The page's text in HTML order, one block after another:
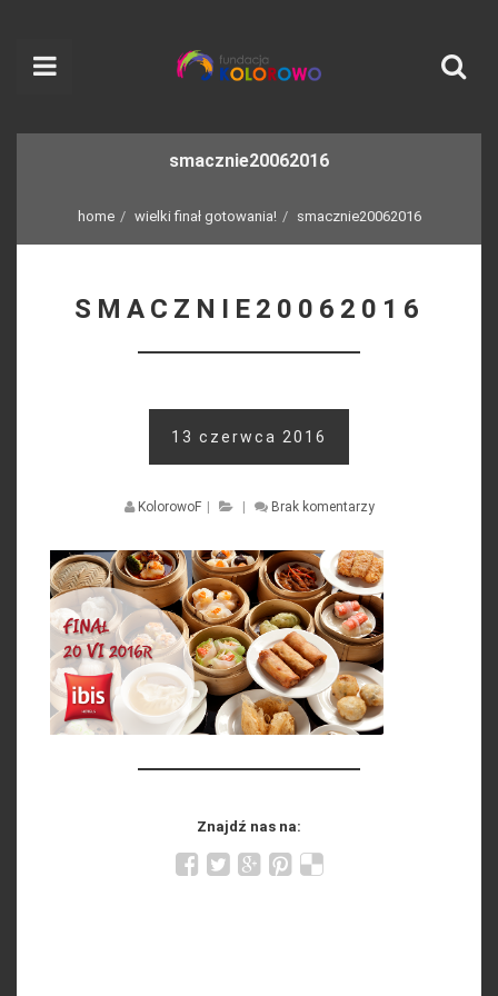
smacznie20062016
home wielki finał gotowania! smacznie20062016
SMACZNIE20062016
13 czerwca 2016
KolorowoF Brak komentarzy
Znajdź nas na: